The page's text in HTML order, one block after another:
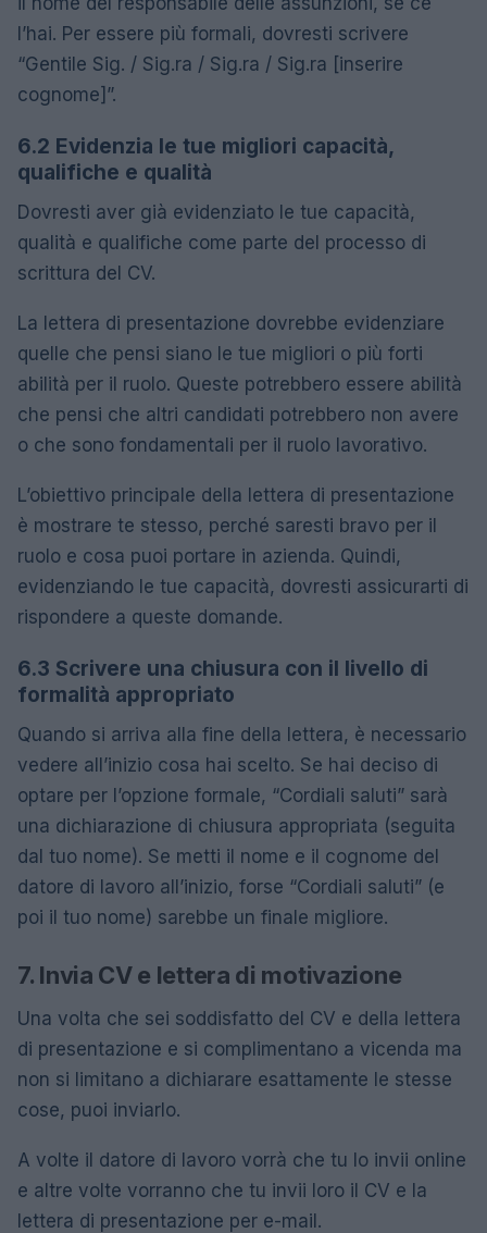
l’hai. Per essere più formali, dovresti scrivere
“Gentile Sig. / Sig.ra / Sig.ra / Sig.ra [inserire
cognome]”.
6.2 Evidenzia le tue migliori capacità,
qualifiche e qualità
Dovresti aver già evidenziato le tue capacità,
qualità e qualifiche come parte del processo di
scrittura del CV.
La lettera di presentazione dovrebbe evidenziare
quelle che pensi siano le tue migliori o più forti
abilità per il ruolo. Queste potrebbero essere abilità
che pensi che altri candidati potrebbero non avere
o che sono fondamentali per il ruolo lavorativo.
L’obiettivo principale della lettera di presentazione
è mostrare te stesso, perché saresti bravo per il
ruolo e cosa puoi portare in azienda. Quindi,
evidenziando le tue capacità, dovresti assicurarti di
rispondere a queste domande.
6.3 Scrivere una chiusura con il livello di
formalità appropriato
Quando si arriva alla fine della lettera, è necessario
vedere all’inizio cosa hai scelto. Se hai deciso di
optare per l’opzione formale, “Cordiali saluti” sarà
una dichiarazione di chiusura appropriata (seguita
dal tuo nome). Se metti il ​​nome e il cognome del
datore di lavoro all’inizio, forse “Cordiali saluti” (e
poi il tuo nome) sarebbe un finale migliore.
7. Invia CV e lettera di motivazione
Una volta che sei soddisfatto del CV e della lettera
di presentazione e si complimentano a vicenda ma
non si limitano a dichiarare esattamente le stesse
cose, puoi inviarlo.
A volte il datore di lavoro vorrà che tu lo invii online
e altre volte vorranno che tu invii loro il CV e la
lettera di presentazione per e-mail.